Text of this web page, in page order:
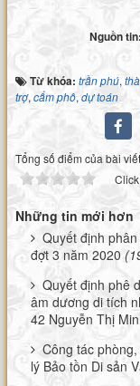
Nguồn tin:
Từ khóa: trần phú,
trợ,cẩm phô, dự toán
Tổng số điểm của bài
Những tin mới hơn
Quyết định
đợt 3 năm 2020
Quyết định phê
âm dương di tích
42 Nguyễn Thị
Công tác
lý Bảo tồn Di sản